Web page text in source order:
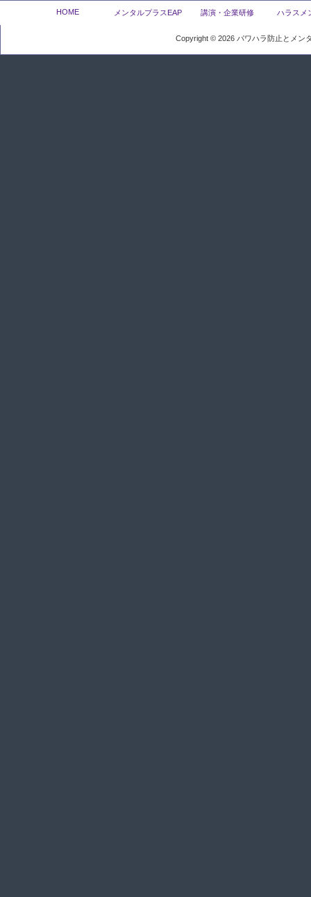
HOME メンタルプラスEAP 講演・企業研修 ハラスメ
Copyright © 2026 パワハラ防止とメン